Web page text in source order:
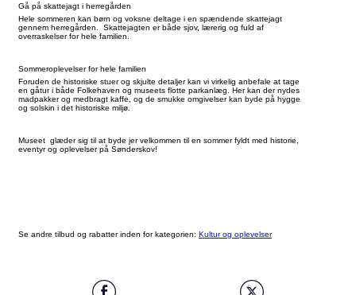
Gå på skattejagt i herregården
Hele sommeren kan børn og voksne deltage i en spændende skattejagt
gennem herregården. Skattejagten er både sjov, lærerig og fuld af
overraskelser for hele familien.
Sommeroplevelser for hele familien
Foruden de historiske stuer og skjulte detaljer kan vi virkelig anbefale at tage
en gåtur i både Folkehaven og museets flotte parkanlæg. Her kan der nydes
madpakker og medbragt kaffe, og de smukke omgivelser kan byde på hygge
og solskin i det historiske miljø.
Museet glæder sig til at byde jer velkommen til en sommer fyldt med historie,
eventyr og oplevelser på Sønderskov!
Se andre tilbud og rabatter inden for kategorien: Kultur og oplevelser